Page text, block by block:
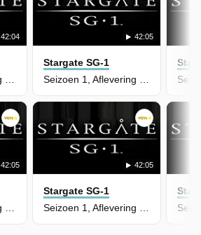
42:04
Seizoen 1, Aflevering 18 - Solitudes
42:05
Stargate SG-1
Seizoen 1, Aflevering 17 - Enigma
42:05 42:05
Stargate SG-1